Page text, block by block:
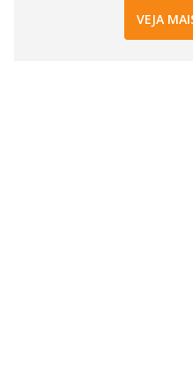
VEJA